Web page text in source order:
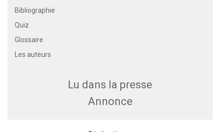
Bibliographie
Quiz
Glossaire
Les auteurs
Lu dans la presse
Annonce